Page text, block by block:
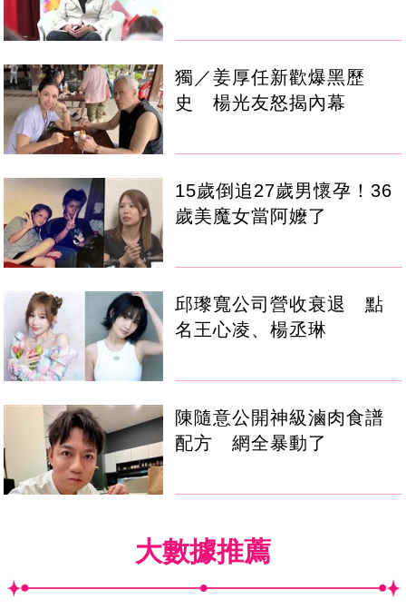
獨／姜厚任新歡爆黑歷
史 楊光友怒揭內幕
15歲倒追27歲男懷孕！36
歲美魔女當阿嬤了
邱瓈寬公司營收衰退 點
名王心凌、楊丞琳
陳隨意公開神級滷肉食譜
配方 網全暴動了
大數據推薦